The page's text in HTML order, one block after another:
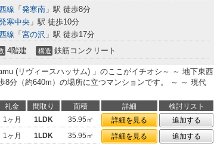
線 「 発寒南 」駅 徒歩8分
寒中央 」駅 徒歩10分
線 「 宮の沢 」駅 徒歩17分
4階建 構造 鉄筋コンクリート
(リヴィースハッサム) 」のここがイチオシ～ ～ 地下東西
8分（約640m）の場所に立つマンションです。 ～ ～ 現代
礼金 間取り 面積 詳細
検討リスト
1ヶ月 1LDK 35.95㎡ 詳細を見る
追加する
1ヶ月 1LDK 35.95㎡ 詳細を見る 追加する